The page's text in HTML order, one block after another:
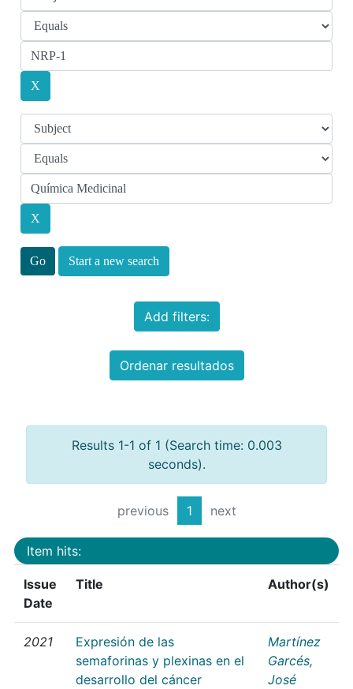
Start a new search
Add filters:
Ordenar resultados
Results 1-1 of 1 (Search time: 0.003
seconds).
previous 1 next
Item hits:
Issue
Date
Title Author(s)
2021
Expresión de las
semaforinas y plexinas en el
desarrollo del cáncer
Martínez
Garcés,
José